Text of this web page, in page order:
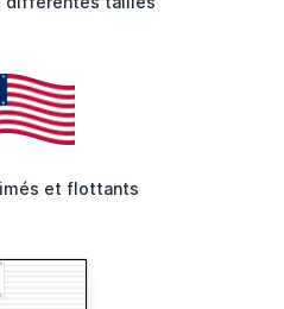
et flottants